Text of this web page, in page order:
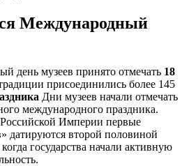
Международный
день музеев принято отмечать 18
присоединились более 145
Дни музеев начали отмечать
международного праздника.
Империи первые
датируются второй половиной
государства начали активную